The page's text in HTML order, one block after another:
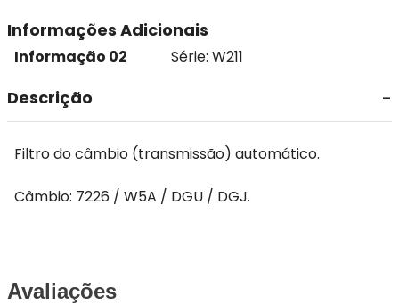
Informações Adicionais
Informação 02 Série: W211
Descrição
Filtro do câmbio (transmissão) automático.
Câmbio: 7226 / W5A / DGU / DGJ.
Avaliações